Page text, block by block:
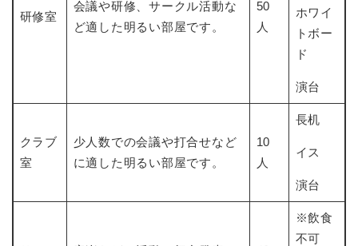
研修室
会議や研修、サークル活動な
ど適した明るい部屋です。
50
人
ホワイ
トボー
ド
演台
クラブ
室
少人数での会議や打合せなど
に適した明るい部屋です。
10
人
長机
イス
演台
※飲食
不可